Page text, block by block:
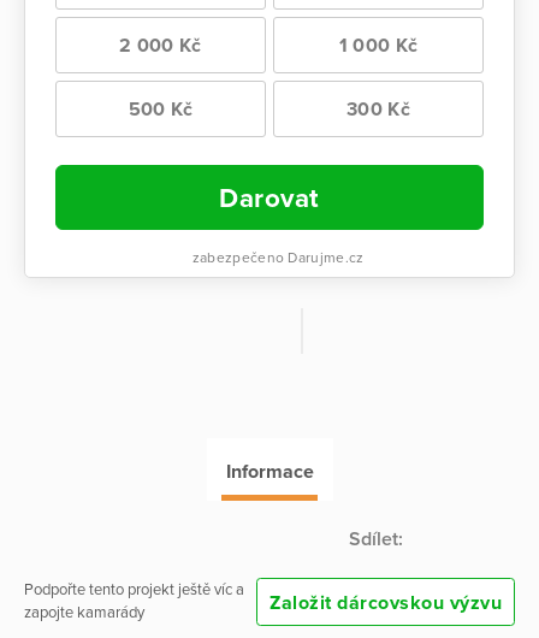
2 000 Kč 1 000 Kč
500 Kč 300 Kč
Darovat
zabezpečeno Darujme.cz
Informace
Sdílet:
Podpořte tento projekt ještě víc a
zapojte kamarády
Založit dárcovskou výzvu